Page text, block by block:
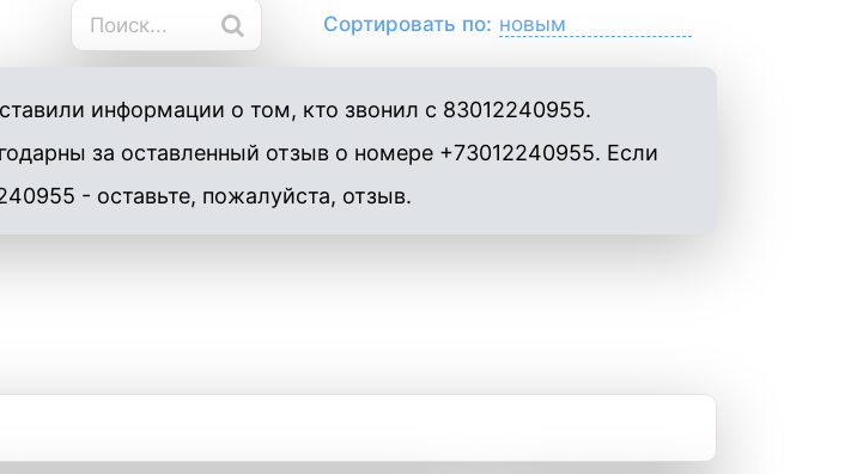
Сортировать по:
информации о том, кто звонил с 83012240955.
за оставленный отзыв о номере +73012240955. Если
- оставьте, пожалуйста, отзыв.